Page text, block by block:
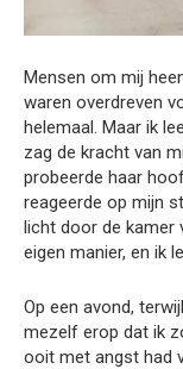
Mensen om mij
waren overdreven
helemaal. Maar ik
zag de kracht van
probeerde haar
reageerde op mijn
licht door de kamer
eigen manier, en ik
Op een avond,
mezelf erop dat ik
ooit met angst had